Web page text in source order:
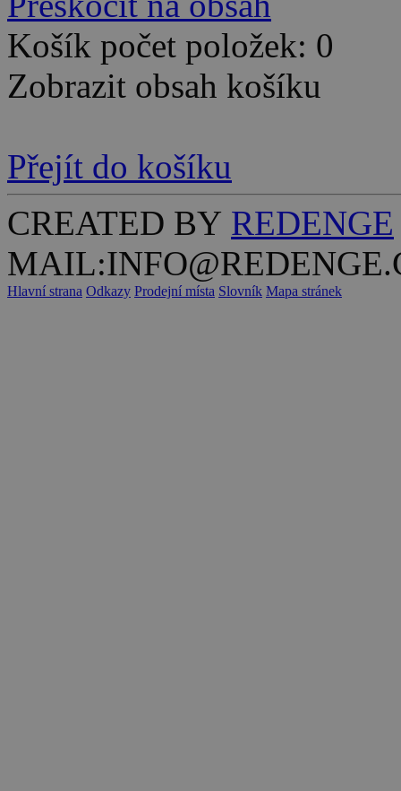
Košík počet položek: 0
Zobrazit obsah košíku
Přejít do košíku
CREATED BY REDENGE
Hlavní strana Odkazy Prodejní místa Slovník Mapa stránek